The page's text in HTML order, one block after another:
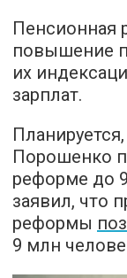
Пенсионная
повышение
их
зарплат.
Порошенко
реформе до 9
заявил, что
реформы
9 млн